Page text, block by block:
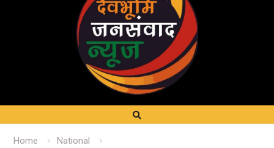
Home
National